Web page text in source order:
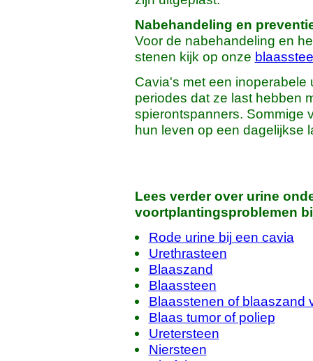
Nabehandeling en
Voor de nabehandeling en
stenen kijk op onze
Cavia's met een
periodes dat ze last hebben
spierontspanners. Sommige
hun leven op een dagelijkse
Lees verder over urine
voortplantingsproblemen
Rode urine bij een cavia
Urethrasteen
Blaaszand
Blaassteen
Blaasstenen of blaaszand
Blaas tumor of poliep
Uretersteen
Niersteen